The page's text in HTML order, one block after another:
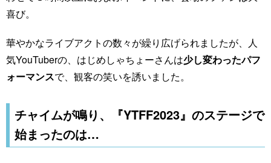
喜び。
華やかなライブアクトの数々が繰り広げられましたが、人
気YouTuberの、はじめしゃちょーさんは少し変わったパフ
ォーマンスで、観客の笑いを誘いました。
チャイムが鳴り、『YTFF2023』のステージで
始まったのは…